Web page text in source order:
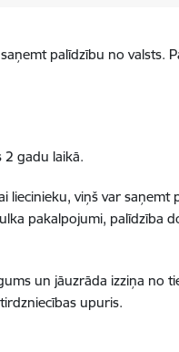
palīdzību no valsts.
2 gadu laikā.
liecinieku, viņš var
pakalpojumi, palīdzība
un jāuzrāda izziņa no
upuris.